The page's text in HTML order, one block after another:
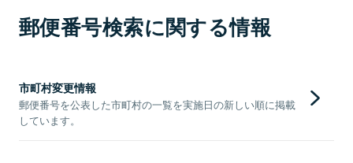
郵便番号検索に関する情報
市町村変更情報
郵便番号を公表した市町村の一覧を実施日の新しい順に掲載
しています。